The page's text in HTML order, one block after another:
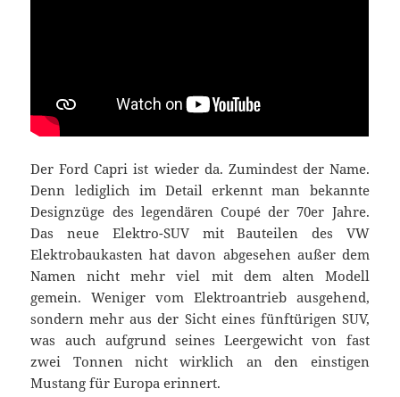
Der Ford Capri ist wieder da. Zumindest der Name.
Denn lediglich im Detail erkennt man bekannte
Designzüge des legendären Coupé der 70er Jahre.
Das neue Elektro-SUV mit Bauteilen des VW
Elektrobaukasten hat davon abgesehen außer dem
Namen nicht mehr viel mit dem alten Modell
gemein. Weniger vom Elektroantrieb ausgehend,
sondern mehr aus der Sicht eines fünftürigen SUV,
was auch aufgrund seines Leergewicht von fast
zwei Tonnen nicht wirklich an den einstigen
Mustang für Europa erinnert.